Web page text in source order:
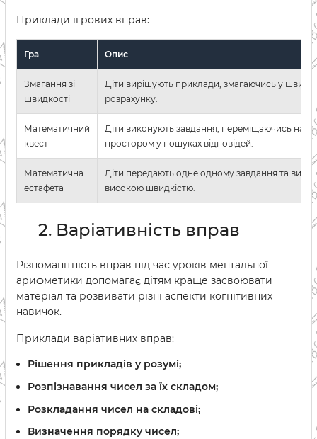
Приклади ігрових вправ:
Гра Опис
Змагання зі
швидкості
Діти вирішують приклади, змагаючись у
розрахунку.
Математичний
квест
Діти виконують завдання, переміщаючись
простором у пошуках відповідей.
Математична
естафета
Діти передають одне одному завдання та
високою швидкістю.
2. Варіативність вправ
Різноманітність вправ під час уроків ментальної
арифметики допомагає дітям краще засвоювати
матеріал та розвивати різні аспекти когнітивних
навичок.
Приклади варіативних вправ:
Рішення прикладів у розумі;
Розпізнавання чисел за їх складом;
Розкладання чисел на складові;
Визначення порядку чисел;